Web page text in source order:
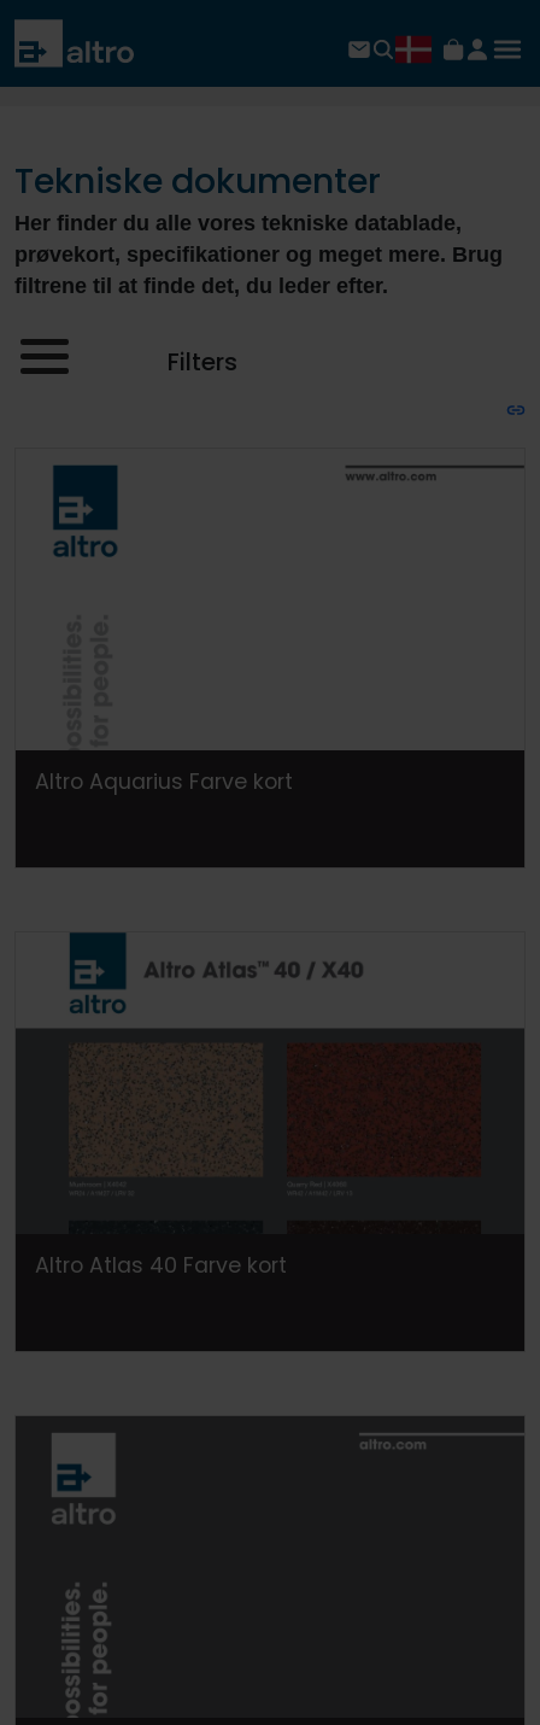
Tekniske dokumenter
Her finder du alle vores tekniske datablade,
prøvekort, specifikationer og meget mere. Brug
filtrene til at finde det, du leder efter.
Filters
Altro Aquarius Farve kort
Altro Atlas 40 Farve kort